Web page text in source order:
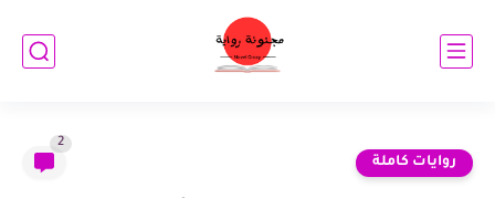
روايات كاملة
2